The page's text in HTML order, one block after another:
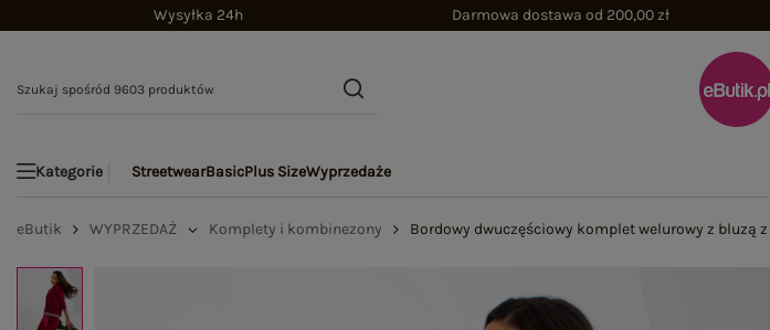
Wysyłka 24h Darmowa dostawa od 200,00 zł
Kategorie StreetwearBasicPlus SizeWyprzedaże
eButik WYPRZEDAŻ Komplety i kombinezony Bordowy dwuczęściowy komplet welurowy z bluzą